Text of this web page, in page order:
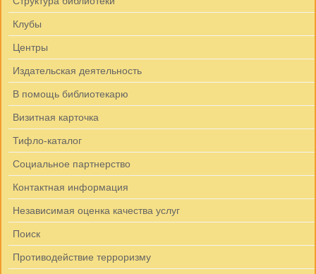
Клубы
Центры
Издательская деятельность
В помощь библиотекарю
Визитная карточка
Тифло-каталог
Социальное партнерство
Контактная информация
Независимая оценка качества услуг
Поиск
Противодействие терроризму